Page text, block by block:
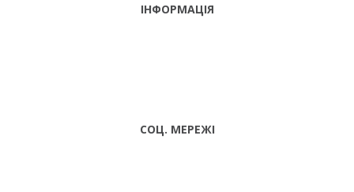
ІНФОРМАЦІЯ
СОЦ. МЕРЕЖІ